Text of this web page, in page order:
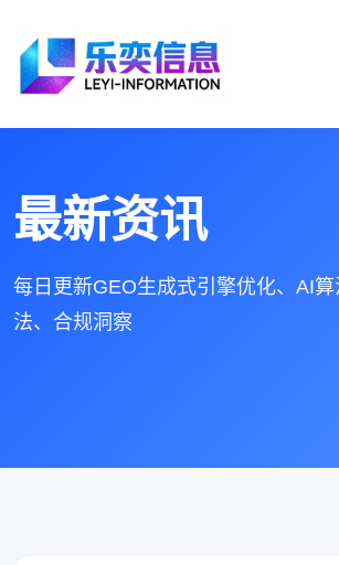
最新资讯
每日更新GEO生成式引擎优化、AI
法、合规洞察